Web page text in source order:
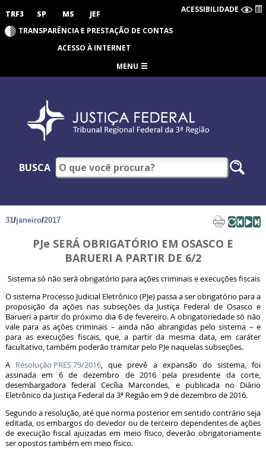
TRF3 SP MS JEF ACESSIBILIDADE
TRANSPARÊNCIA E PRESTAÇÃO DE CONTAS
ACESSO À INTERNET
MENU
BUSCA
31/janeiro/2017
PJe SERÁ OBRIGATÓRIO EM OSASCO E
BARUERI A PARTIR DE 6/2
Sistema só não será obrigatório para ações criminais e execuções fiscais
O sistema Processo Judicial Eletrônico (PJe) passa a ser obrigatório para a
proposição da ações nas subseções da Justiça Federal de Osasco e
Barueri a partir do próximo dia 6 de fevereiro. A obrigatoriedade só não
vale para as ações criminais – ainda não abrangidas pelo sistema – e
para as execuções fiscais, que, a partir da mesma data, em caráter
facultativo, também poderão tramitar pelo PJe naquelas subseções.
A Resolução PRES 79/2016, que prevê a expansão do sistema, foi
assinada em 6 de dezembro de 2016 pela presidente da corte,
desembargadora federal Cecília Marcondes, e publicada no Diário
Eletrônico da Justiça Federal da 3ª Região em 9 de dezembro de 2016.
Segundo a resolução, até que norma posterior em sentido contrário seja
editada, os embargos do devedor ou de terceiro dependentes de ações
de execução fiscal ajuizadas em meio físico, deverão obrigatoriamente
ser opostos também em meio físico.